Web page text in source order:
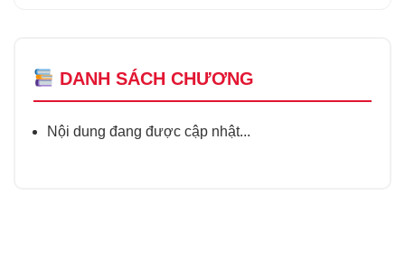
DANH SÁCH CHƯƠNG
Nội dung đang được cập nhật...